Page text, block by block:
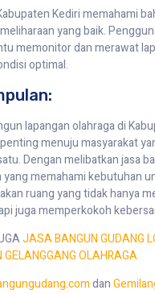
Kediri memahami
yang baik.
memonitor dan merawat
optimal.
lapangan olahraga di
menuju masyarakat
Dengan melibatkan jasa
yang memahami kebutuhan
ruang yang tidak hanya
juga memperkokoh
JASA BANGUN GUDANG
GELANGGANG OLAHRAGA
dan